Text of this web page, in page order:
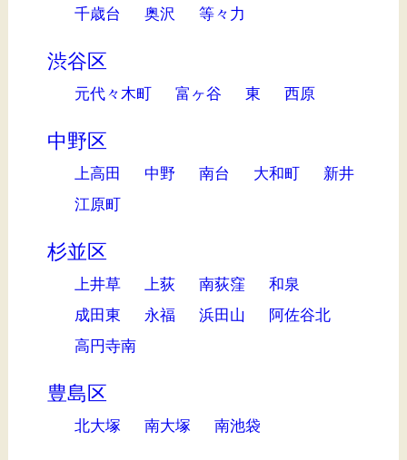
千歳台 奥沢 等々力
渋谷区
元代々木町 富ヶ谷 東 西原
中野区
上高田 中野 南台 大和町
新井
江原町
杉並区
上井草 上荻 南荻窪
和泉
成田東
永福 浜田山
阿佐谷北
高円寺南
豊島区
北大塚 南大塚 南池袋